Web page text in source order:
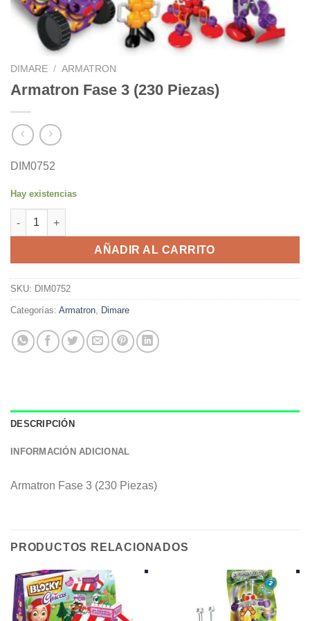
DIMARE / ARMATRON
Armatron Fase 3 (230 Piezas)
DIM0752
Hay existencias
Armatron Fase 3 (230 Piezas) cantidad
AÑADIR AL CARRITO
SKU: DIM0752
Categorías: Armatron, Dimare
DESCRIPCIÓN
INFORMACIÓN ADICIONAL
Armatron Fase 3 (230 Piezas)
PRODUCTOS RELACIONADOS